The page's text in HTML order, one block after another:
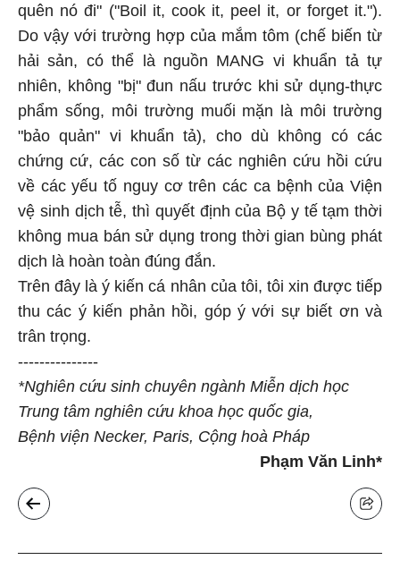
quên nó đi" ("Boil it, cook it, peel it, or forget it.").
Do vậy với trường hợp của mắm tôm (chế biến từ
hải sản, có thể là nguồn MANG vi khuẩn tả tự
nhiên, không "bị" đun nấu trước khi sử dụng-thực
phẩm sống, môi trường muối mặn là môi trường
"bảo quản" vi khuẩn tả), cho dù không có các
chứng cứ, các con số từ các nghiên cứu hồi cứu
về các yếu tố nguy cơ trên các ca bệnh của Viện
vệ sinh dịch tễ, thì quyết định của Bộ y tế tạm thời
không mua bán sử dụng trong thời gian bùng phát
dịch là hoàn toàn đúng đắn.
Trên đây là ý kiến cá nhân của tôi, tôi xin được tiếp
thu các ý kiến phản hồi, góp ý với sự biết ơn và
trân trọng.
---------------
*Nghiên cứu sinh chuyên ngành Miễn dịch học
Trung tâm nghiên cứu khoa học quốc gia,
Bệnh viện Necker, Paris, Cộng hoà Pháp
Phạm Văn Linh*